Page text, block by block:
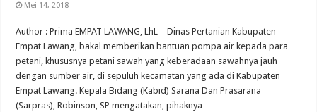
Mei 14, 2018
Author : Prima EMPAT LAWANG, LhL – Dinas Pertanian Kabupaten
Empat Lawang, bakal memberikan bantuan pompa air kepada para
petani, khususnya petani sawah yang keberadaan sawahnya jauh
dengan sumber air, di sepuluh kecamatan yang ada di Kabupaten
Empat Lawang. Kepala Bidang (Kabid) Sarana Dan Prasarana
(Sarpras), Robinson, SP mengatakan, pihaknya …